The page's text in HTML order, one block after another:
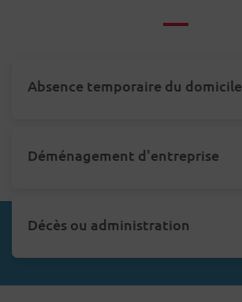
Absence temporaire du domicile
Déménagement d'entreprise
Décès ou administration